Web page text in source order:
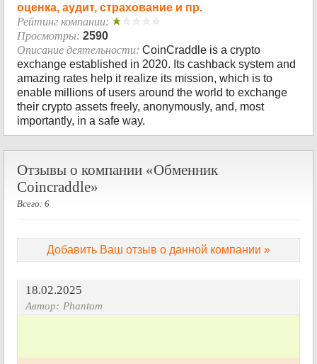
оценка, аудит, страхование и пр.
Рейтинг компании:
Просмотры: 2590
Описание деятельности: CoinCraddle is a crypto
exchange established in 2020. Its cashback system and
amazing rates help it realize its mission, which is to
enable millions of users around the world to exchange
their crypto assets freely, anonymously, and, most
importantly, in a safe way.
Отзывы о компании «Обменник
Coincraddle»
Всего: 6
Добавить Ваш отзыв о данной компании »
18.02.2025
Автор: Phantom